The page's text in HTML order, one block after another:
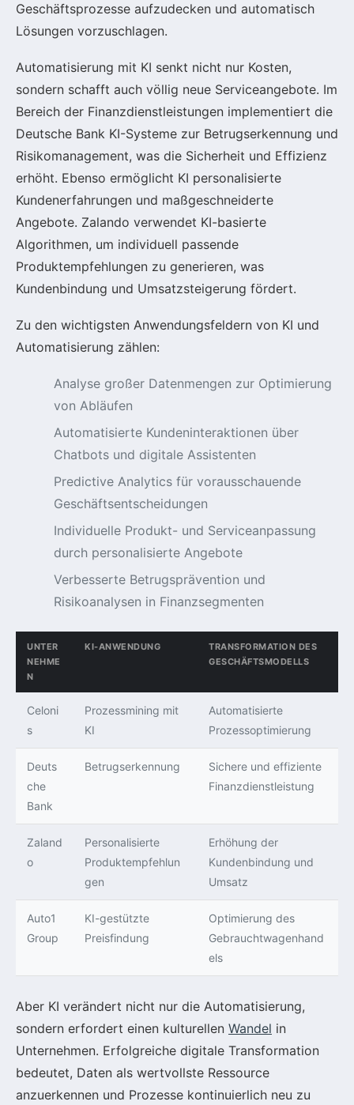
Geschäftsprozesse aufzudecken und automatisch
Lösungen vorzuschlagen.
Automatisierung mit KI senkt nicht nur Kosten,
sondern schafft auch völlig neue Serviceangebote. Im
Bereich der Finanzdienstleistungen implementiert die
Deutsche Bank KI-Systeme zur Betrugserkennung und
Risikomanagement, was die Sicherheit und Effizienz
erhöht. Ebenso ermöglicht KI personalisierte
Kundenerfahrungen und maßgeschneiderte
Angebote. Zalando verwendet KI-basierte
Algorithmen, um individuell passende
Produktempfehlungen zu generieren, was
Kundenbindung und Umsatzsteigerung fördert.
Zu den wichtigsten Anwendungsfeldern von KI und
Automatisierung zählen:
Analyse großer Datenmengen zur Optimierung
von Abläufen
Automatisierte Kundeninteraktionen über
Chatbots und digitale Assistenten
Predictive Analytics für vorausschauende
Geschäftsentscheidungen
Individuelle Produkt- und Serviceanpassung
durch personalisierte Angebote
Verbesserte Betrugsprävention und
Risikoanalysen in Finanzsegmenten
UNTER
NEHME
N
KI-ANWENDUNG
TRANSFORMATION DES
GESCHÄFTSMODELLS
Celoni
s
Prozessmining mit
KI
Automatisierte
Prozessoptimierung
Deuts
che
Bank
Betrugserkennung
Sichere und effiziente
Finanzdienstleistung
Zaland
o
Personalisierte
Produktempfehlun
gen
Erhöhung der
Kundenbindung und
Umsatz
Auto1
Group
KI-gestützte
Preisfindung
Optimierung des
Gebrauchtwagenhand
els
Aber KI verändert nicht nur die Automatisierung,
sondern erfordert einen kulturellen Wandel in
Unternehmen. Erfolgreiche digitale Transformation
bedeutet, Daten als wertvollste Ressource
anzuerkennen und Prozesse kontinuierlich neu zu